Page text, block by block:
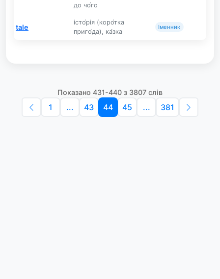
до чо́го
tale
істо́рія (коро́тка
приго́да), ка́зка
Іменник
Показано 431-440 з 3807 слів
1 ... 43 44 45 ... 381